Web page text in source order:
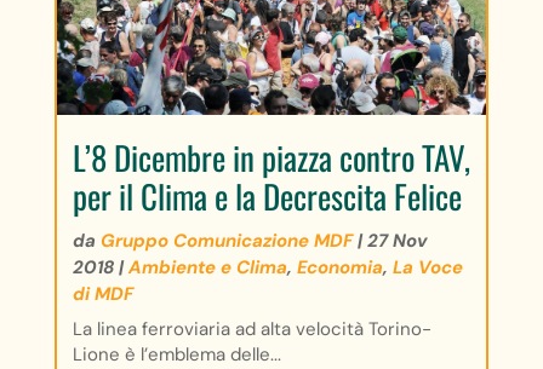
L’8 Dicembre in piazza contro TAV,
per il Clima e la Decrescita Felice
da Gruppo Comunicazione MDF|27 Nov
2018|Ambiente e Clima, Economia, La Voce
di MDF
La linea ferroviaria ad alta velocità Torino-
Lione è l’emblema delle...